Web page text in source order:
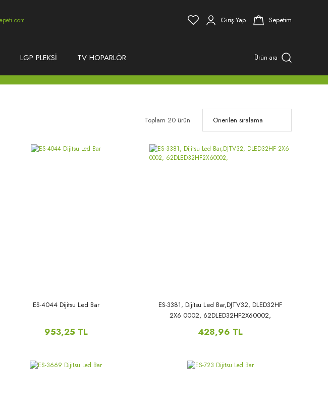
Giriş Yap Sepetim
LGP PLEKSİ TV HOPARLÖR Ürün ara
Toplam 20 ürün
ES-4044 Dijitsu Led Bar
953,25 TL
ES-3381, Dijitsu Led Bar,DJTV32, DLED32HF
2X6 0002, 62DLED32HF2X60002,
428,96 TL